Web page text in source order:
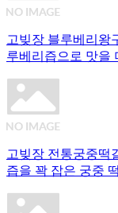
고빚장 블루베리왕
루베리즙으로 맛을
고빚장 전통궁중떡
즙을 꽉 잡은 궁중